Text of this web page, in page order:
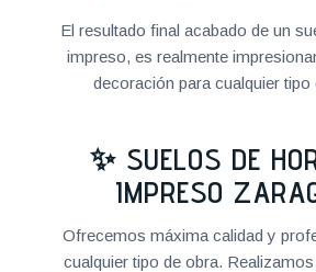
El resultado final acabado de un
impreso, es realmente
decoración para cualquier tipo
✨ SUELOS DE
IMPRESO
Ofrecemos máxima calidad y
cualquier tipo de obra.